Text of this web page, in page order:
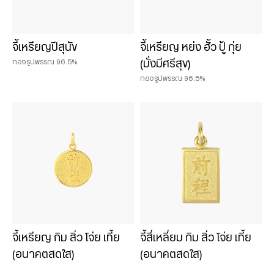
จี้เหรียญปีสุนัข
ทองรูปพรรณ 96.5%
จี้เหรียญ หย่ง ฮั้ว ปู้ กุ่ย
(มั่งมีศรีสุข)
ทองรูปพรรณ 96.5%
จี้เหรียญ กิม สิ่ว โจ่ย เที้ย
(อนาคตสดใส)
จี้สี่เหลี่ยม กิม สิ่ว โจ่ย เที้ย
(อนาคตสดใส)